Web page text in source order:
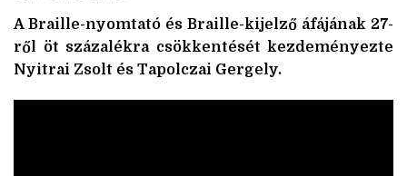
A Braille-nyomtató és Braille-kijelző áfájának 27-
ről öt százalékra csökkentését kezdeményezte
Nyitrai Zsolt és Tapolczai Gergely.